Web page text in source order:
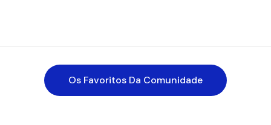
Os Favoritos Da Comunidade